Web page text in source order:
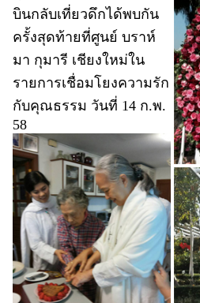
บินกลับเที่ยวดึกได้พบกัน
ครั้งสุดท้ายที่ศูนย์ บราห์
มา กุมารี เชียงใหม่ใน
รายการเชื่อมโยงความรัก
กับคุณธรรม วันที่ 14 ก.พ.
58